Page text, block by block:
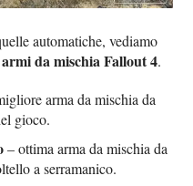
automatiche, vediamo
armi da mischia Fallout 4.
arma da mischia da
gioco.
– ottima arma da mischia da
a serramanico.